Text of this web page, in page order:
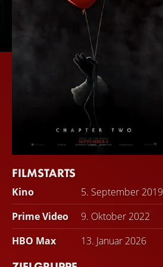
FILMSTARTS
Kino
5. September 2019
Prime Video
9. Oktober 2022
HBO Max
13. Januar 2026